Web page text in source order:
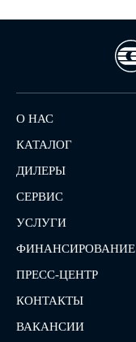
О НАС
КАТАЛОГ
ДИЛЕРЫ
СЕРВИС
УСЛУГИ
ФИНАНСИРОВАНИЕ
ПРЕСС-ЦЕНТР
КОНТАКТЫ
ВАКАНСИИ